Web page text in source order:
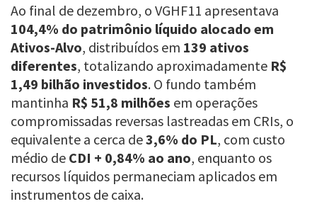
Ao final de dezembro, o VGHF11 apresentava
104,4% do patrimônio líquido alocado em
Ativos-Alvo, distribuídos em 139 ativos
diferentes, totalizando aproximadamente R$
1,49 bilhão investidos. O fundo também
mantinha R$ 51,8 milhões em operações
compromissadas reversas lastreadas em CRIs, o
equivalente a cerca de3,6% do PL, com custo
médio de CDI + 0,84% ao ano, enquanto os
recursos líquidos permaneciam aplicados em
instrumentos de caixa.